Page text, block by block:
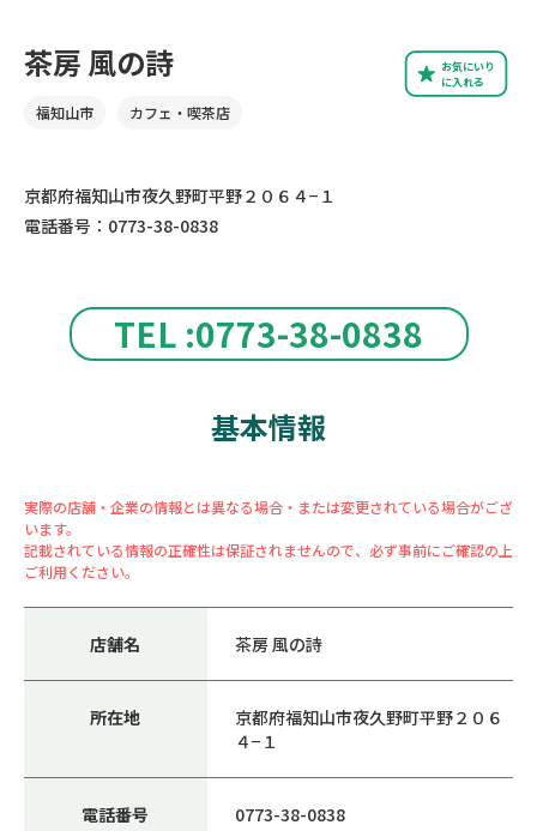
TEL :0773-38-0838
お気にいり
に入れる
茶房 風の詩
福知山市 カフェ・喫茶店
京都府福知山市夜久野町平野２０６４−１
電話番号：0773-38-0838
基本情報
実際の店舗・企業の情報とは異なる場合・または変更されている場合がござ
います。
記載されている情報の正確性は保証されませんので、必ず事前にご確認の上
ご利用ください。
店舗名 茶房 風の詩
所在地
京都府福知山市夜久野町平野２０６
４−１
電話番号 0773-38-0838